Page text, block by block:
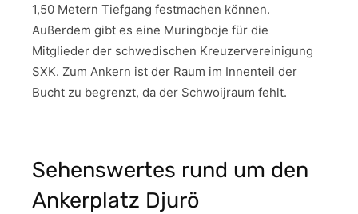
1,50 Metern Tiefgang festmachen können.
Außerdem gibt es eine Muringboje für die
Mitglieder der schwedischen Kreuzervereinigung
SXK. Zum Ankern ist der Raum im Innenteil der
Bucht zu begrenzt, da der Schwoijraum fehlt.
Sehenswertes rund um den
Ankerplatz Djurö